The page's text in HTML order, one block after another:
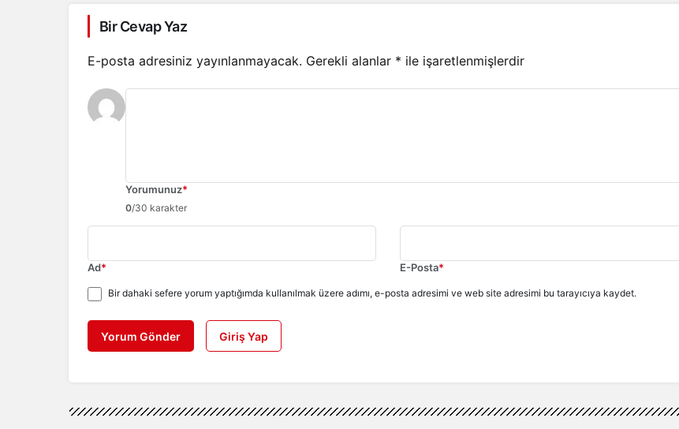
Bir Cevap Yaz
E-posta adresiniz yayınlanmayacak. Gerekli alanlar * ile işaretlenmişlerdir
Yorumunuz*
0/30 karakter
Ad* E-Posta*
Bir dahaki sefere yorum yaptığımda kullanılmak üzere adımı, e-posta adresimi ve web site adresimi bu tarayıcıya kaydet.
Yorum Gönder Giriş Yap